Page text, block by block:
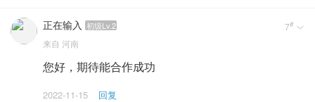
正在输入 初级Lv.2 7# 
来自 河南
您好，期待能合作成功
2022-11-15 回复